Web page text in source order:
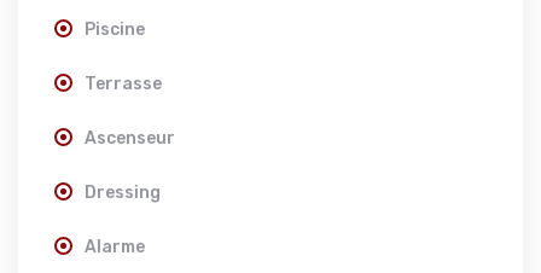
Piscine
Terrasse
Ascenseur
Dressing
Alarme